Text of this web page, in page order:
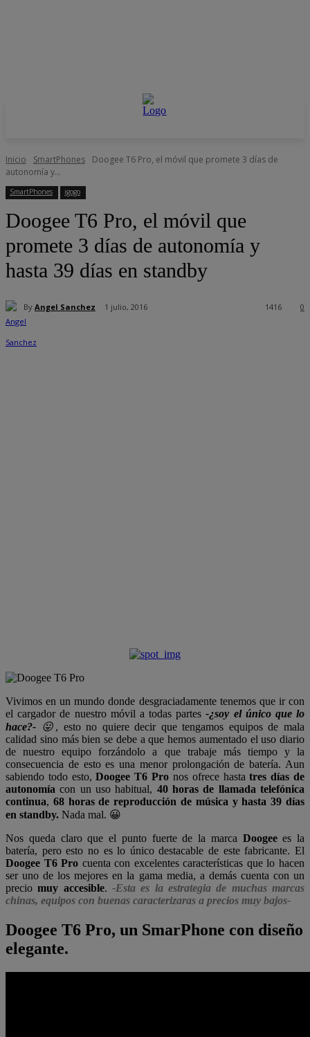
Inicio SmartPhones
Doogee T6 Pro, el móvil que promete 3 días de
autonomía y...
SmartPhones igogo
Doogee T6 Pro, el móvil que
promete 3 días de autonomía y
hasta 39 días en standby
By Angel Sanchez 1 julio, 2016 0
1416
Vivimos en un mundo donde desgraciadamente tenemos que ir con
el cargador de nuestro móvil a todas partes-¿soy el único que lo
hace?- 😛 , esto no quiere decir que tengamos equipos de mala
calidad sino más bien se debe a que hemos aumentado el uso diario
de nuestro equipo forzándolo a que trabaje más tiempo y la
consecuencia de esto es una menor prolongación de batería. Aun
sabiendo todo esto,Doogee T6 Pro nos ofrece hastatres días de
autonomía con un uso habitual, 40 horas de llamada telefónica
continua, 68 horas de reproducción de música y hasta 39 días
en standby. Nada mal. 😀
Nos queda claro que el punto fuerte de la marca Doogeees la
batería, pero esto no es lo único destacable de este fabricante. El
Doogee T6 Pro cuenta con excelentes características que lo hacen
ser uno de los mejores en la gama media, a demás cuenta con un
preciomuy accesible.-Esta es la estrategia de muchas marcas
chinas, equipos con buenas caracterizaras a precios muy bajos-
Doogee T6 Pro, un SmarPhone con diseño
elegante.